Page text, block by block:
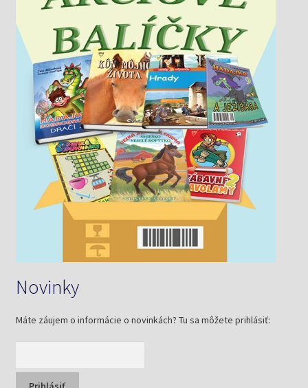
Novinky
Máte záujem o informácie o novinkách? Tu sa môžete prihlásiť: